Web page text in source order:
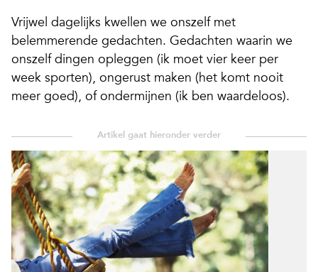
Vrijwel dagelijks kwellen we onszelf met
belemmerende gedachten. Gedachten waarin we
onszelf dingen opleggen (ik moet vier keer per
week sporten), ongerust maken (het komt nooit
meer goed), of ondermijnen (ik ben waardeloos).